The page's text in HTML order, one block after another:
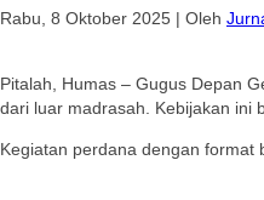
Rabu, 8 Oktober 2025 | Oleh
Pitalah, Humas – Gugus Depan
dari luar madrasah. Kebijakan ini
Kegiatan perdana dengan format